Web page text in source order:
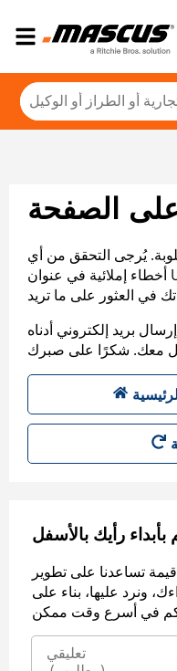
على الصفحة
يُرجى التحقق من أي
أخطاء إملائية في عنوان URL، أو عرض خريطة الموقع
بريد إلكتروني أدناه
بأبداء رأيك بالأسفل
تساعدنا على تطوير
ونرد عليها، بناء على